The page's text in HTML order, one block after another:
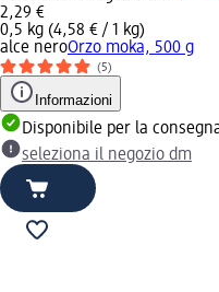
2,29 €
0,5 kg (4,58 € / 1 kg)
alce neroOrzo moka, 500 g
(5)
Informazioni
Disponibile per la
seleziona il negozio dm